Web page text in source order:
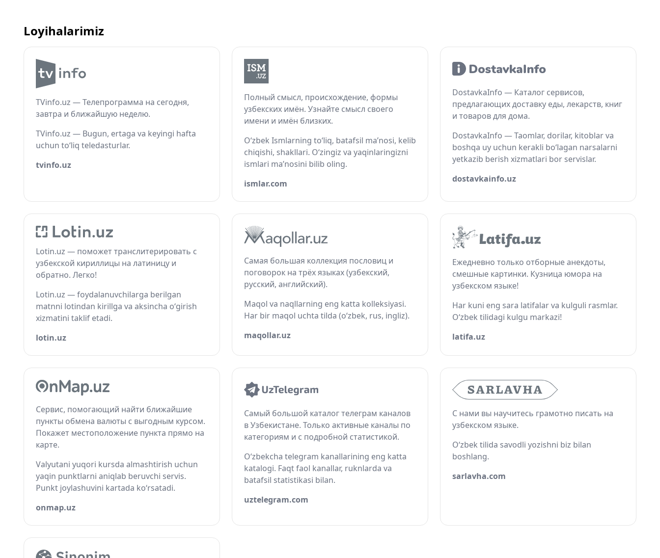
Loyihalarimiz
TVinfo.uz — Телепрограмма на сегодня,
завтра и ближайшую неделю.
TVinfo.uz — Bugun, ertaga va keyingi hafta
uchun to‘liq teledasturlar.
tvinfo.uz
Полный смысл, происхождение, формы
узбекских имён. Узнайте смысл своего
имени и имён близких.
O‘zbek Ismlarning to‘liq, batafsil ma’nosi, kelib
chiqishi, shakllari. O‘zingiz va yaqinlaringizni
ismlari ma’nosini bilib oling.
ismlar.com
DostavkaInfo — Каталог сервисов,
предлагающих доставку еды, лекарств, книг
и товаров для дома.
DostavkaInfo — Taomlar, dorilar, kitoblar va
boshqa uy uchun kerakli bo‘lagan narsalarni
yetkazib berish xizmatlari bor servislar.
dostavkainfo.uz
Lotin.uz — поможет транслитерировать с
узбекской кириллицы на латиницу и
обратно. Легко!
Lotin.uz — foydalanuvchilarga berilgan
matnni lotindan kirillga va aksincha o‘girish
xizmatini taklif etadi.
lotin.uz
Самая большая коллекция пословиц и
поговорок на трёх языках (узбекский,
русский, английский).
Maqol va naqllarning eng katta kolleksiyasi.
Har bir maqol uchta tilda (o‘zbek, rus, ingliz).
maqollar.uz
Ежедневно только отборные анекдоты,
смешные картинки. Кузница юмора на
узбекском языке!
Har kuni eng sara latifalar va kulguli rasmlar.
O‘zbek tilidagi kulgu markazi!
latifa.uz
Сервис, помогающий найти ближайшие
пункты обмена валюты с выгодным курсом.
Покажет местоположение пункта прямо на
карте.
Valyutani yuqori kursda almashtirish uchun
yaqin punktlarni aniqlab beruvchi servis.
Punkt joylashuvini kartada ko‘rsatadi.
onmap.uz
Самый большой каталог телеграм каналов
в Узбекистане. Только активные каналы по
категориям и с подробной статистикой.
O‘zbekcha telegram kanallarining eng katta
katalogi. Faqt faol kanallar, ruknlarda va
batafsil statistikasi bilan.
uztelegram.com
С нами вы научитесь грамотно писать на
узбекском языке.
O‘zbek tilida savodli yozishni biz bilan
boshlang.
sarlavha.com